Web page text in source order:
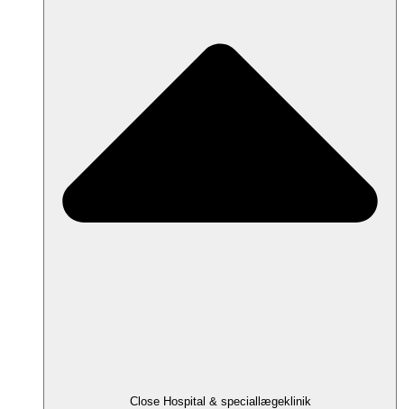
Close Hospital & speciallægeklinik